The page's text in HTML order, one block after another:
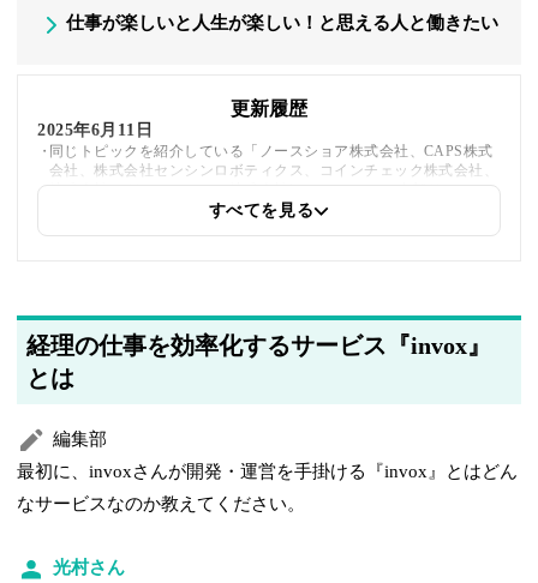
仕事が楽しいと人生が楽しい！と思える人と働きたい
更新履歴
2025年6月11日
同じトピックを紹介している「ノースショア株式会社、CAPS株式
会社、株式会社センシンロボティクス、コインチェック株式会社、
株式会社アグニ・フレア、株式会社hacomono」への内部リンクを
すべてを見る
経理の仕事を効率化するサービス『invox』
とは
編集部
最初に、invoxさんが開発・運営を手掛ける『invox』とはどん
なサービスなのか教えてください。
光村さん